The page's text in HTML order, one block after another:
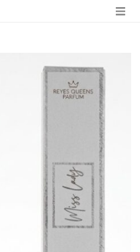
TIKTOK
CHICA
Y MONEDEROS